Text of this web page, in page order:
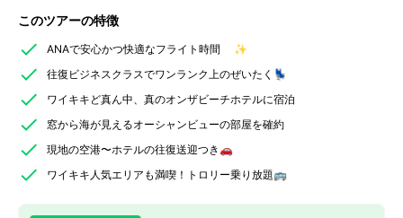
このツアーの特徴
ANAで安心かつ快適なフライト時間 ✨
往復ビジネスクラスでワンランク上のぜいたく💺
ワイキキど真ん中、真のオンザビーチホテルに宿泊
窓から海が見えるオーシャンビューの部屋を確約
現地の空港〜ホテルの往復送迎つき🚗
ワイキキ人気エリアも満喫！トロリー乗り放題🚌